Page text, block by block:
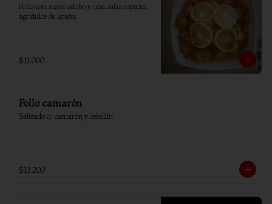
Pollo con suave adobo y una salsa especial
agridulce de limón.
$11.000
Pollo camarón
Salteado c/ camarón y cebollín
$13.200